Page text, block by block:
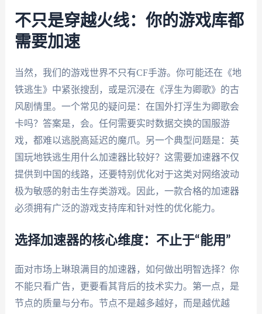
不只是穿越火线：你的游戏库都
需要加速
当然，我们的游戏世界不只有CF手游。你可能还在《地
铁逃生》中紧张搜刮，或是沉浸在《浮生为卿歌》的古
风剧情里。一个常见的疑问是：在国外打浮生为卿歌会
卡吗？答案是，会。任何需要实时数据交换的国服游
戏，都难以逃脱高延迟的魔爪。另一个典型问题是：英
国玩地铁逃生用什么加速器比较好？这需要加速器不仅
提供到中国的线路，还要特别优化对于这类对网络波动
极为敏感的射击生存类游戏。因此，一款合格的加速器
必须拥有广泛的游戏支持库和针对性的优化能力。
选择加速器的核心维度：不止于“能用”
面对市场上琳琅满目的加速器，如何做出明智选择？你
不能只看广告，更要看其背后的技术实力。第一点，是
节点的质量与分布。节点不是越多越好，而是越优越